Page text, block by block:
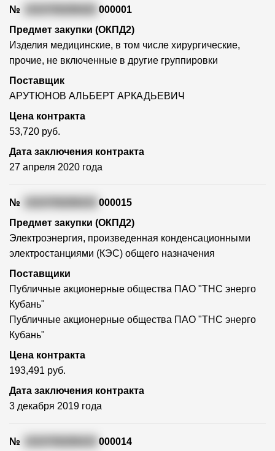
№
000001
Предмет закупки (ОКПД2)
Изделия медицинские, в том числе хирургические,
прочие, не включенные в другие группировки
Поставщик
АРУТЮНОВ АЛЬБЕРТ АРКАДЬЕВИЧ
Цена контракта
53,720 руб.
Дата заключения контракта
27 апреля 2020 года
№
000015
Предмет закупки (ОКПД2)
Электроэнергия, произведенная конденсационными
электростанциями (КЭС) общего назначения
Поставщики
Публичные акционерные общества ПАО "ТНС энерго
Кубань"
Публичные акционерные общества ПАО "ТНС энерго
Кубань"
Цена контракта
193,491 руб.
Дата заключения контракта
3 декабря 2019 года
№ 000014